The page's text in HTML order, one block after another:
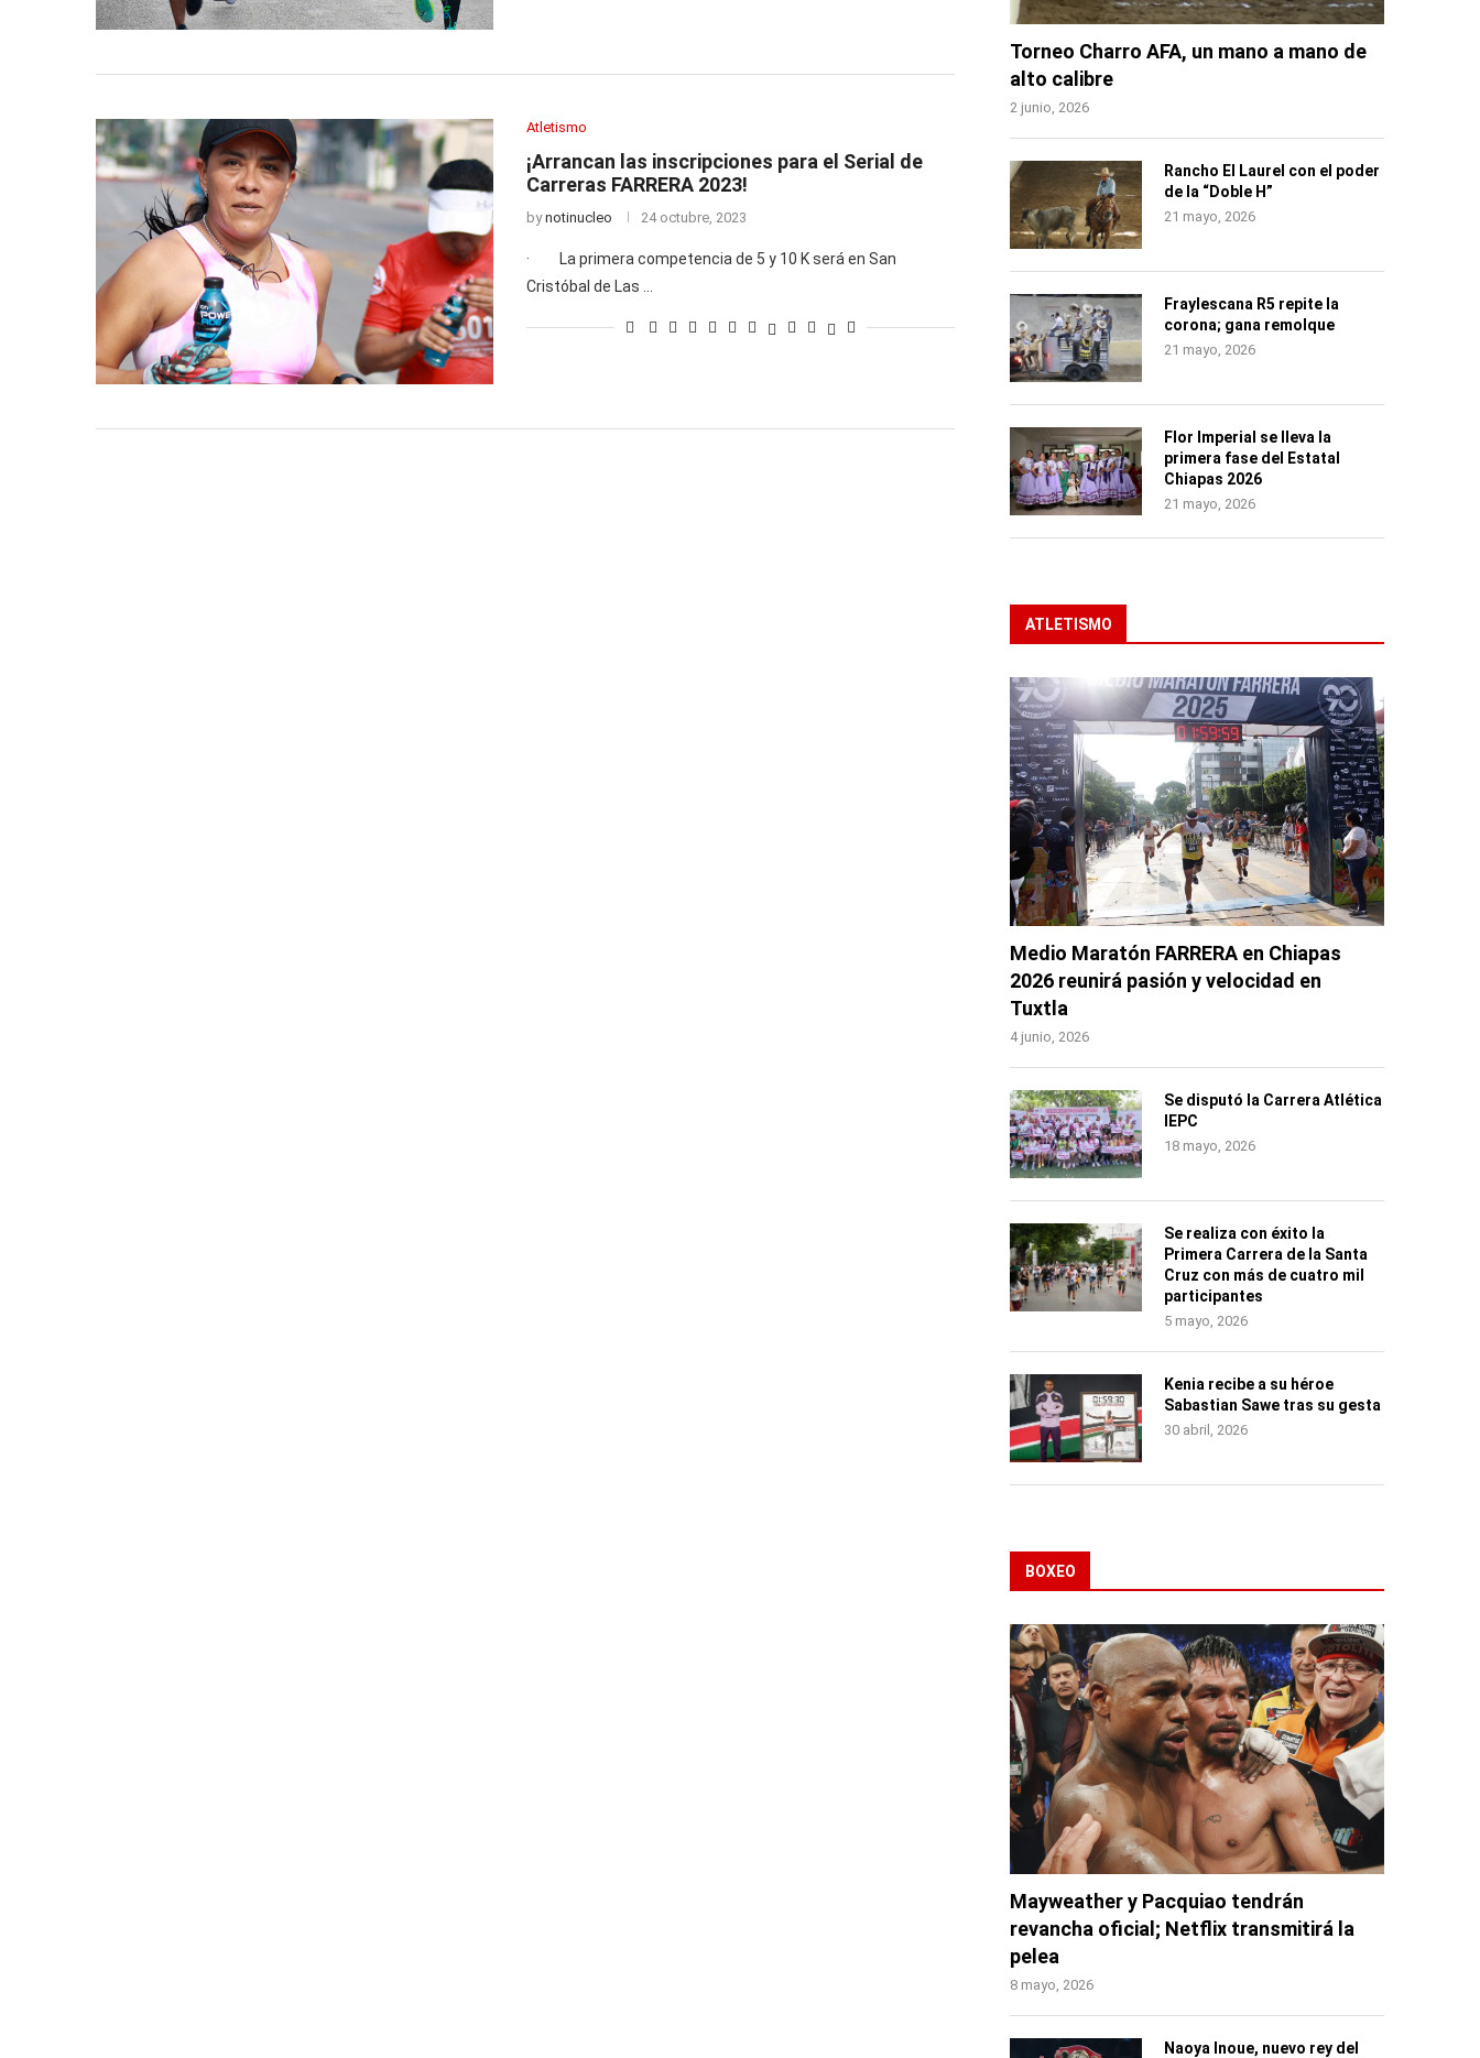
Atletismo
¡Arrancan las inscripciones para el Serial de
Carreras FARRERA 2023!
bynotinucleo 24 octubre, 2023
· La primera competencia de 5 y 10 K será en San
Cristóbal de Las …
Torneo Charro AFA, un mano a mano de
alto calibre
2 junio, 2026
Rancho El Laurel con el poder
de la “Doble H”
21 mayo, 2026
Fraylescana R5 repite la
corona; gana remolque
21 mayo, 2026
Flor Imperial se lleva la
primera fase del Estatal
Chiapas 2026
21 mayo, 2026
ATLETISMO
Medio Maratón FARRERA en Chiapas
2026 reunirá pasión y velocidad en
Tuxtla
4 junio, 2026
Se disputó la Carrera Atlética
IEPC
18 mayo, 2026
Se realiza con éxito la
Primera Carrera de la Santa
Cruz con más de cuatro mil
participantes
5 mayo, 2026
Kenia recibe a su héroe
Sabastian Sawe tras su gesta
30 abril, 2026
BOXEO
Mayweather y Pacquiao tendrán
revancha oficial; Netflix transmitirá la
pelea
8 mayo, 2026
Naoya Inoue, nuevo rey del